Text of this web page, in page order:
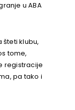
u ABA
klubu,
tome,
registracije
pa tako i